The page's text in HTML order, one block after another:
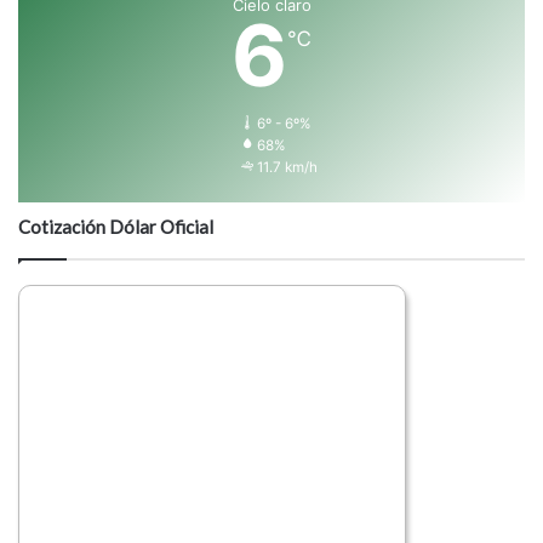
Cielo claro
6 ℃
6º - 6º%
68%
11.7 km/h
Cotización Dólar Oficial